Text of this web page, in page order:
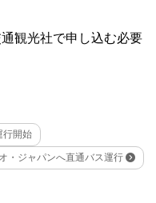
観光社で申し込む必要
行開始
・ジャパンへ直通バス運行